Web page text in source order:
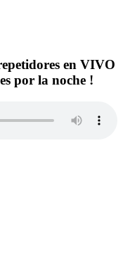
en VIVO
por la noche !